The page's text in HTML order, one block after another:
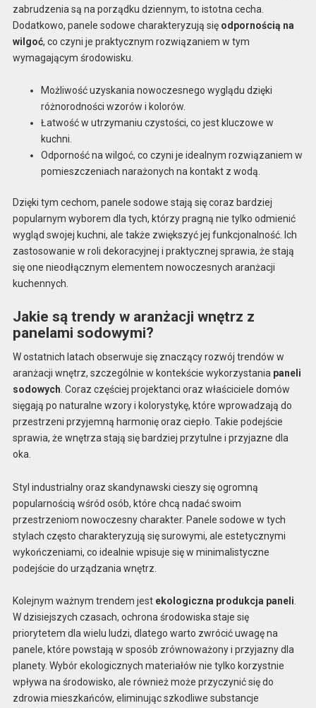
zabrudzenia są na porządku dziennym, to istotna cecha.
Dodatkowo, panele sodowe charakteryzują się odpornością na
wilgoć, co czyni je praktycznym rozwiązaniem w tym
wymagającym środowisku.
Możliwość uzyskania nowoczesnego wyglądu dzięki
różnorodności wzorów i kolorów.
Łatwość w utrzymaniu czystości, co jest kluczowe w
kuchni.
Odporność na wilgoć, co czyni je idealnym rozwiązaniem w
pomieszczeniach narażonych na kontakt z wodą.
Dzięki tym cechom, panele sodowe stają się coraz bardziej
popularnym wyborem dla tych, którzy pragną nie tylko odmienić
wygląd swojej kuchni, ale także zwiększyć jej funkcjonalność. Ich
zastosowanie w roli dekoracyjnej i praktycznej sprawia, że stają
się one nieodłącznym elementem nowoczesnych aranżacji
kuchennych.
Jakie są trendy w aranżacji wnętrz z
panelami sodowymi?
W ostatnich latach obserwuje się znaczący rozwój trendów w
aranżacji wnętrz, szczególnie w kontekście wykorzystania paneli
sodowych . Coraz częściej projektanci oraz właściciele domów
sięgają po naturalne wzory i kolorystykę, które wprowadzają do
przestrzeni przyjemną harmonię oraz ciepło. Takie podejście
sprawia, że wnętrza stają się bardziej przytulne i przyjazne dla
oka.
Styl industrialny oraz skandynawski cieszy się ogromną
popularnością wśród osób, które chcą nadać swoim
przestrzeniom nowoczesny charakter. Panele sodowe w tych
stylach często charakteryzują się surowymi, ale estetycznymi
wykończeniami, co idealnie wpisuje się w minimalistyczne
podejście do urządzania wnętrz.
Kolejnym ważnym trendem jest ekologiczna produkcja paneli.
W dzisiejszych czasach, ochrona środowiska staje się
priorytetem dla wielu ludzi, dlatego warto zwrócić uwagę na
panele, które powstają w sposób zrównoważony i przyjazny dla
planety. Wybór ekologicznych materiałów nie tylko korzystnie
wpływa na środowisko, ale również może przyczynić się do
zdrowia mieszkańców, eliminując szkodliwe substancje